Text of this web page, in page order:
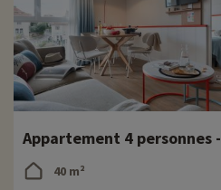
Appartement 4 personnes
40 m²